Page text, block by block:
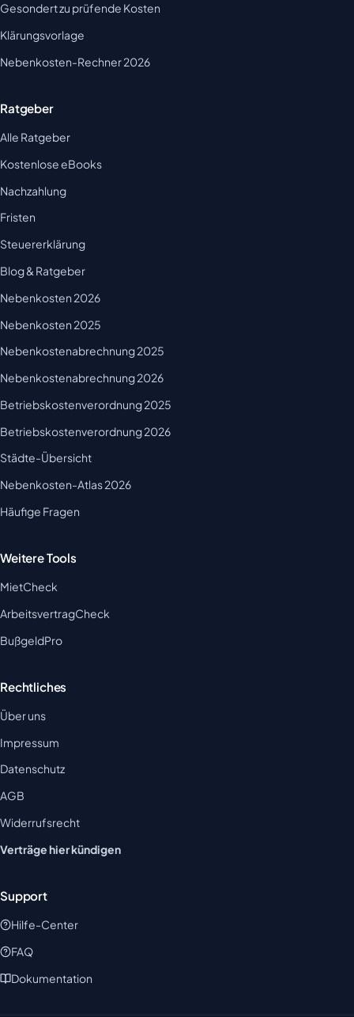
Gesondert zu prüfende Kosten
Klärungsvorlage
Nebenkosten-Rechner 2026
Ratgeber
Alle Ratgeber
Kostenlose eBooks
Nachzahlung
Fristen
Steuererklärung
Blog & Ratgeber
Nebenkosten 2026
Nebenkosten 2025
Nebenkostenabrechnung 2025
Nebenkostenabrechnung 2026
Betriebskostenverordnung 2025
Betriebskostenverordnung 2026
Städte-Übersicht
Nebenkosten-Atlas 2026
Häufige Fragen
Weitere Tools
MietCheck
ArbeitsvertragCheck
BußgeldPro
Rechtliches
Über uns
Impressum
Datenschutz
AGB
Widerrufsrecht
Verträge hier kündigen
Support
Hilfe-Center
FAQ
Dokumentation